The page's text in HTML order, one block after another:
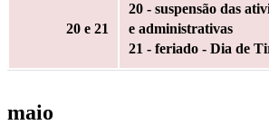
20 e 21
20 - suspensão das
e administrativas
21 - feriado - Dia de
maio